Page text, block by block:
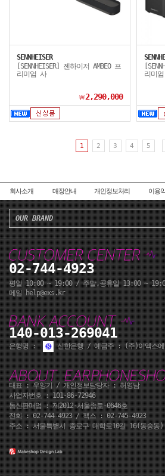
SENNHEISER
[SENNHEISER] 젠하이저 AMBEO 프
리미엄 사
￦2,290,000
리미
1 2 3 4 5
회사소개 매장안내 개인정보처리 이용
OUR BRAND
02-744-4923
평일 10:00 ~ 19:00 / 주말,공휴일 13:00 ~
메일 help@exs.kr
140-013-269041
은행명 : 신한은행 / 예금주 : (주)이엑스에
대표 : 우양기 / 개인정보담당자 : 허영남
사업자번호 : 101-86-72946
통신판매업 : 제2012-서울종로-0646호
전화 :02-744-4923/ 팩스 : 02-745-4923
주소 : 서울특별시 종로구 대학로10길 16(동숭동)